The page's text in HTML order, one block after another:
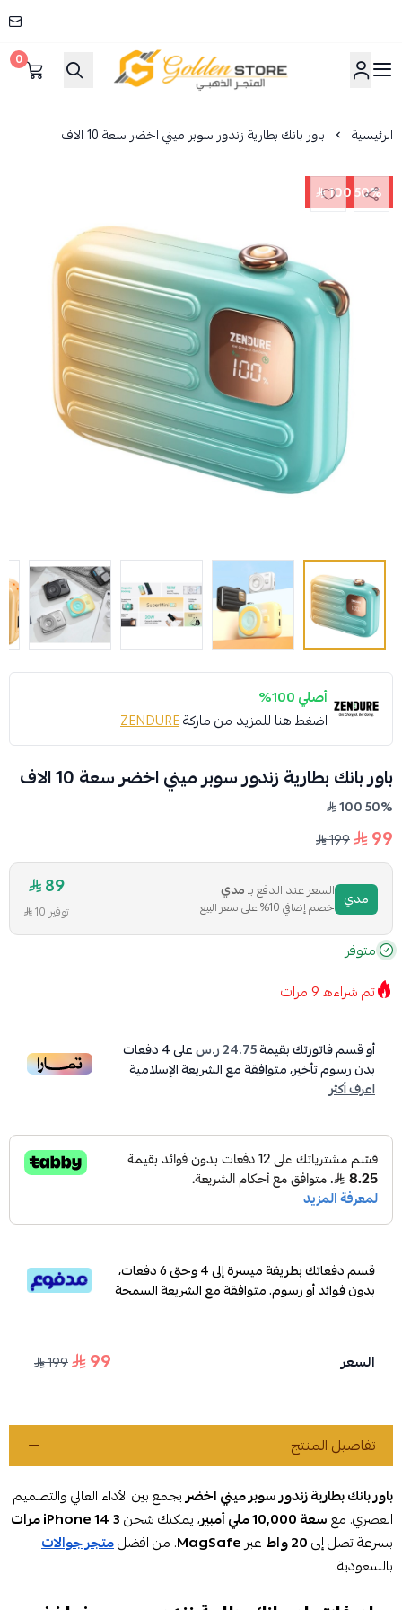
المتجر الذهبي
0
الرئيسية باور بانك بطارية زندور سوبر ميني اخضر سعة 10 الاف
50% 100
أصلي 100%
اضغط هنا للمزيد من ماركةZENDURE
باور بانك بطارية زندور سوبر ميني اخضر سعة 10 الاف
50% 100
99
199
مدي السعر عند الدفع بـمدي
خصم إضافي 10% على سعر البيع
89
توفير 10
متوفر
تم شراءه9مرات
أو قسم فاتورتك بقيمة24.75 ر.س على4دفعات
بدون رسوم تأخير، متوافقة مع الشريعة الإسلامية
اعرف أكثر
قسم دفعاتك بطريقة ميسرة إلى 4 وحتى 6 دفعات،
بدون فوائد أو رسوم. متوافقة مع الشريعة السمحة
السعر 99
199
تفاصيل المنتج
باور بانك بطارية زندور سوبر ميني اخضريجمع بين الأداء العالي والتصميم
العصري. معسعة 10,000 ملي أمبير ، يمكنك شحن iPhone 143 مرات
بسرعة تصل إلى20 واط عبرMagSafe. من افضلمتجر جوالات
بالسعودية.